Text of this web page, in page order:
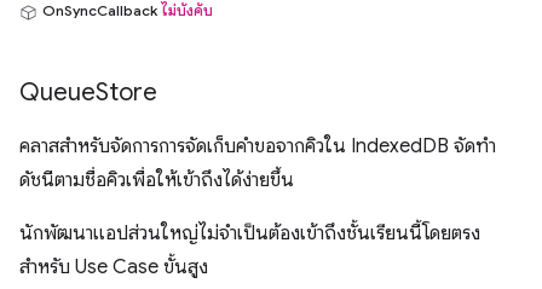
OnSyncCallback ไม่บังคับ
QueueStore
คลาสสำหรับจัดการการจัดเก็บคำขอจากคิวใน IndexedDB จัดทำ
ดัชนีตามชื่อคิวเพื่อให้เข้าถึงได้ง่ายขึ้น
นักพัฒนาแอปส่วนใหญ่ไม่จำเป็นต้องเข้าถึงชั้นเรียนนี้โดยตรง
สำหรับ Use Case ขั้นสูง